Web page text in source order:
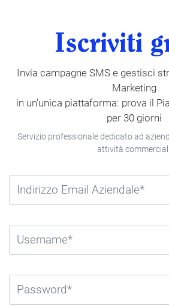
Iscriviti
Invia campagne SMS e gestisci
Marketing
in un'unica piattaforma: prova il
per 30 giorni
Servizio professionale dedicato ad
attività